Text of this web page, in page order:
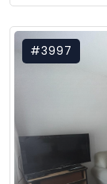
#3997